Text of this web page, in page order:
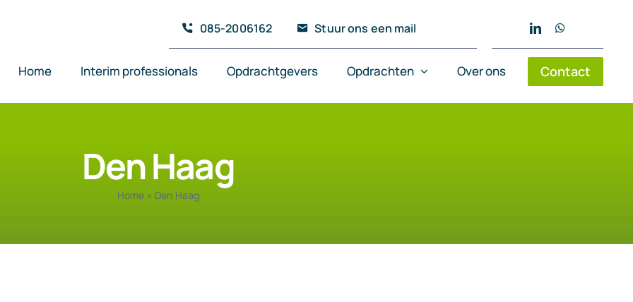
085-2006162 Stuur ons een mail
Home Interim professionals Opdrachtgevers Opdrachten Over ons Contact
Den Haag
Home » Den Haag